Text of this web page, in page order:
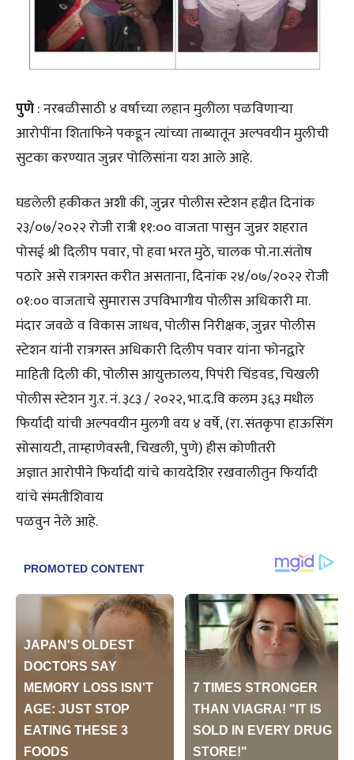
पुणे: नरबळीसाठी ४ वर्षाच्या लहान मुलीला पळविणाऱ्या
आरोपींना शिताफिने पकडून त्यांच्या ताब्यातून अल्पवयीन मुलीची
सुटका करण्यात जुन्नर पोलिसांना यश आले आहे.
घडलेली हकीकत अशी की, जुन्नर पोलीस स्टेशन हद्दीत दिनांक
२३/०७/२०२२ रोजी रात्री ११:०० वाजता पासुन जुन्नर शहरात
पोसई श्री दिलीप पवार, पो हवा भरत मुठे, चालक पो.ना.संतोष
पठारे असे रात्रगस्त करीत असताना, दिनांक २४/०७/२०२२ रोजी
०१:०० वाजताचे सुमारास उपविभागीय पोलीस अधिकारी मा.
मंदार जवळे व विकास जाधव, पोलीस निरीक्षक, जुन्नर पोलीस
स्टेशन यांनी रात्रगस्त अधिकारी दिलीप पवार यांना फोनद्वारे
माहिती दिली की, पोलीस आयुक्तालय, पिपंरी चिंडवड, चिखली
पोलीस स्टेशन गु.र. नं. ३८३ / २०२२, भा.द.वि कलम ३६३ मधील
फिर्यादी यांची अल्पवयीन मुलगी वय ४ वर्षे, (रा. संतकृपा हाऊसिंग
सोसायटी, ताम्हाणेवस्ती, चिखली, पुणे) हीस कोणीतरी
अज्ञात आरोपीने फिर्यादी यांचे कायदेशिर रखवालीतुन फिर्यादी
यांचे संमतीशिवाय
पळवुन नेले आहे.